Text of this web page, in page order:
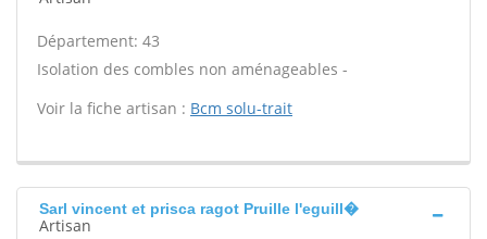
Département: 43
Isolation des combles non aménageables -
Voir la fiche artisan : Bcm solu-trait
Sarl vincent et prisca ragot Pruille l'eguill�
Artisan